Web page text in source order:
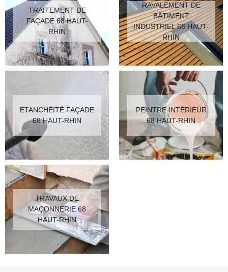
TRAITEMENT DE
FAÇADE 68 HAUT-
RHIN
RAVALEMENT DE
BÂTIMENT
INDUSTRIEL 68 HAUT-
RHIN
ETANCHÉITÉ FAÇADE
68 HAUT-RHIN
PEINTRE INTÉRIEUR
68 HAUT-RHIN
TRAVAUX DE
MAÇONNERIE 68
HAUT-RHIN